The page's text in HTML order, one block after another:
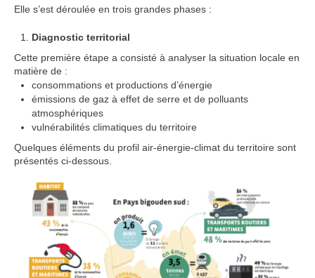
Elle s’est déroulée en trois grandes phases :
Diagnostic territorial
Cette première étape a consisté à analyser la situation locale en
matière de :
consommations et productions d’énergie
émissions de gaz à effet de serre et de polluants
atmosphériques
vulnérabilités climatiques du territoire
Quelques éléments du profil air-énergie-climat du territoire sont
présentés ci-dessous.